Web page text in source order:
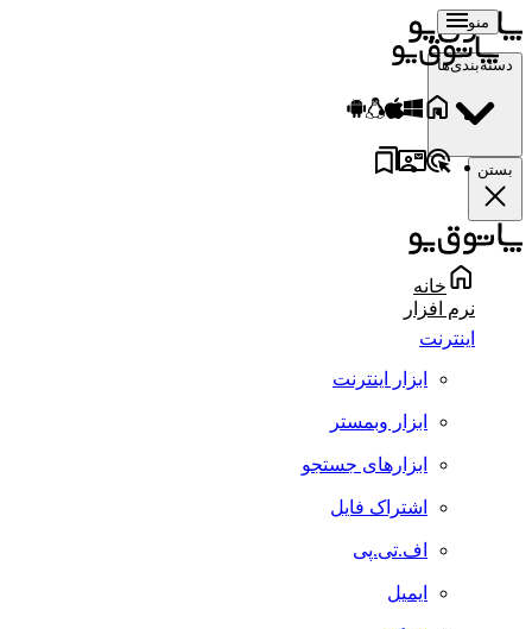
منو
دسته‌بندی‌ها
بستن
خانه
نرم افزار
اینترنت
ابزار اینترنت
ابزار وبمستر
ابزارهای جستجو
اشتراک فایل
اف.تی.پی
ایمیل